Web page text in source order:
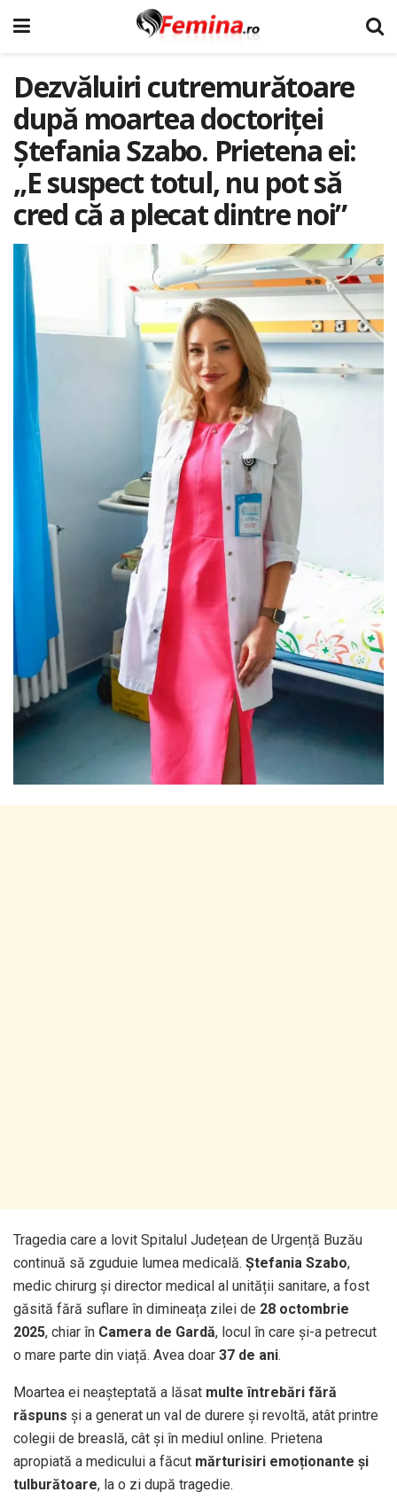
Dezvăluiri cutremurătoare
după moartea doctoriței
Ștefania Szabo. Prietena ei:
„E suspect totul, nu pot să
cred că a plecat dintre noi”
Tragedia care a lovit Spitalul Județean de Urgență Buzău
continuă să zguduie lumea medicală. Ștefania Szabo,
medic chirurg și director medical al unității sanitare, a fost
găsită fără suflare în dimineața zilei de 28 octombrie
2025, chiar în Camera de Gardă, locul în care și-a petrecut
o mare parte din viață. Avea doar 37 de ani.
Moartea ei neașteptată a lăsat multe întrebări fără
răspuns și a generat un val de durere și revoltă, atât printre
colegii de breaslă, cât și în mediul online. Prietena
apropiată a medicului a făcut mărturisiri emoționante și
tulburătoare, la o zi după tragedie.